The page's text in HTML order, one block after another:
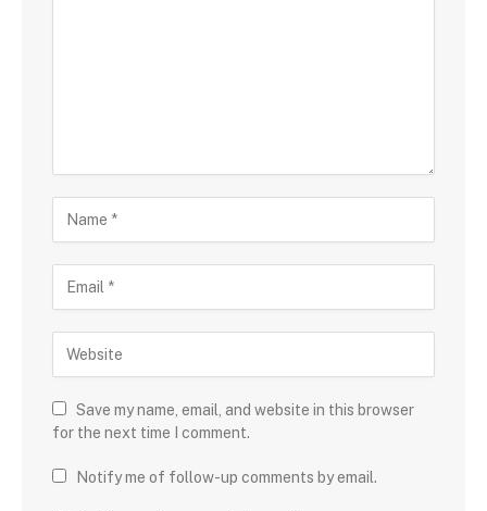
Save my name, email, and website in this browser
for the next time I comment.
Notify me of follow-up comments by email.